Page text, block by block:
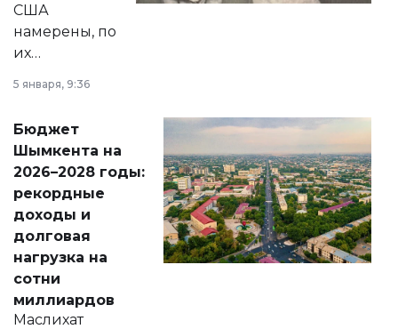
США
намерены, по
их
принести
народу
Венесуэлы.
5 января, 9:36
Бюджет
Шымкента на
2026–2028 годы:
рекордные
доходы и
долговая
нагрузка на
сотни
миллиардов
Маслихат